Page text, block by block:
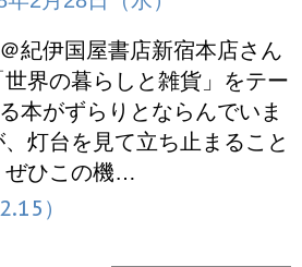
紀伊国屋書店新宿本店さん
界の暮らしと雑貨」をテー
本がずらりとならんでいま
灯台を見て立ち止まること
ぜひこの機…
）